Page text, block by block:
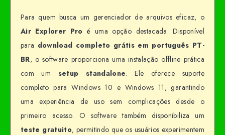
Para quem busca um gerenciador de arquivos eficaz, o
Air Explorer Pro é uma opção destacada. Disponível
para download completo grátis em português PT-
BR, o software proporciona uma instalação offline prática
com um setup standalone. Ele oferece suporte
completo para Windows 10 e Windows 11, garantindo
uma experiência de uso sem complicações desde o
primeiro acesso. O software também disponibiliza um
teste gratuito, permitindo que os usuários experimentem